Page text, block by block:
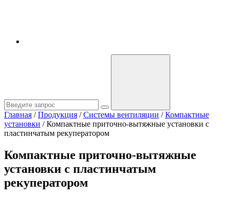
Главная / Продукция / Системы вентиляции / Компактные
установки /Компактные приточно-вытяжные установки с
пластинчатым рекуператором
Компактные приточно-вытяжные
установки с пластинчатым
рекуператором